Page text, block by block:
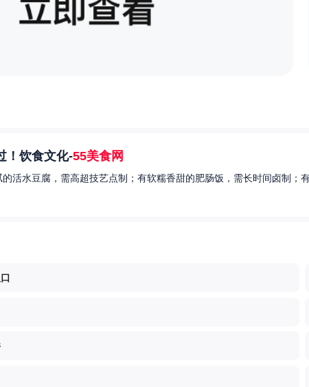
！饮食文化-55美食网
活水豆腐，需高超技艺点制；有软糯香甜的肥肠饭，需长时间卤制